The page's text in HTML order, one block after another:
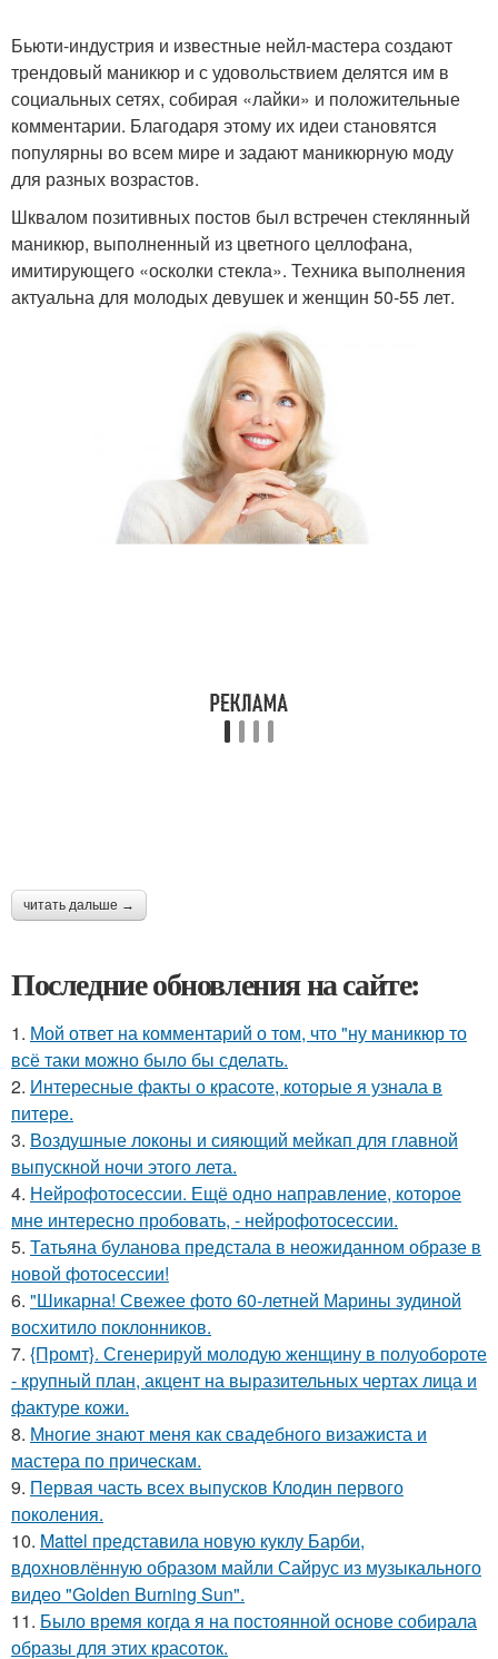
Бьюти-индустрия и известные нейл-мастера создают
трендовый маникюр и с удовольствием делятся им в
социальных сетях, собирая «лайки» и положительные
комментарии. Благодаря этому их идеи становятся
популярны во всем мире и задают маникюрную моду
для разных возрастов.
Шквалом позитивных постов был встречен стеклянный
маникюр, выполненный из цветного целлофана,
имитирующего «осколки стекла». Техника выполнения
актуальна для молодых девушек и женщин 50-55 лет.
читать дальше →
Последние обновления на сайте:
1. Мой ответ на комментарий о том, что "ну маникюр то
всё таки можно было бы сделать.
2. Интересные факты о красоте, которые я узнала в
питере.
3. Воздушные локоны и сияющий мейкап для главной
выпускной ночи этого лета.
4. Нейрофотосессии. Ещё одно направление, которое
мне интересно пробовать, - нейрофотосессии.
5. Татьяна буланова предстала в неожиданном образе в
новой фотосессии!
6. "Шикарна! Свежее фото 60-летней Марины зудиной
восхитило поклонников.
7. {Промт}. Сгенерируй молодую женщину в полуобороте
- крупный план, акцент на выразительных чертах лица и
фактуре кожи.
8. Многие знают меня как свадебного визажиста и
мастера по прическам.
9. Первая часть всех выпусков Клодин первого
поколения.
10. Mattel представила новую куклу Барби,
вдохновлённую образом майли Сайрус из музыкального
видео "Golden Burning Sun".
11. Было время когда я на постоянной основе собирала
образы для этих красоток.